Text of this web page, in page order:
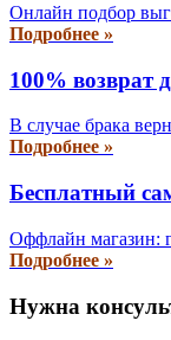
Онлайн подбор
Подробнее »
100% возврат
В случае брака
Подробнее »
Бесплатный
Оффлайн магазин:
Подробнее »
Нужна